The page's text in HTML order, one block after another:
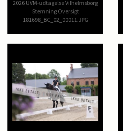
2026 UVM-udtagelse Vilhelmsborg
Stemning Oversigt
181698_BC_02_00011.JPG